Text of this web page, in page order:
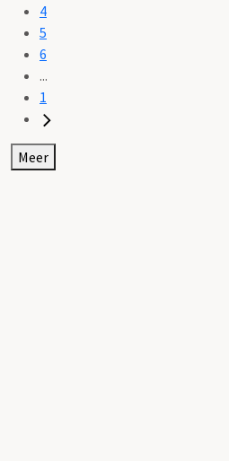
4
5
6
...
1
Meer